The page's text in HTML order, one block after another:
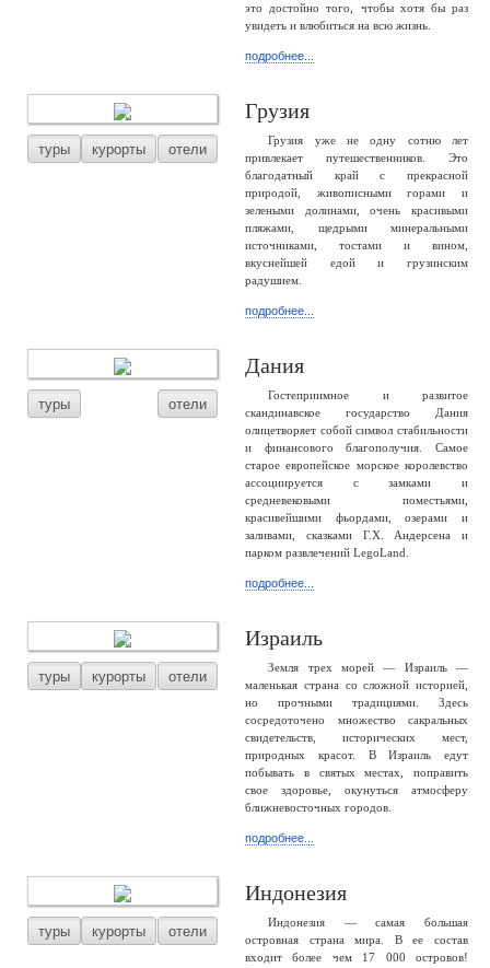
это достойно того, чтобы хотя бы раз
увидеть и влюбиться на всю жизнь.
подробнее...
туры курорты отели
Грузия
Грузия уже не одну сотню лет
привлекает путешественников. Это
благодатный край с прекрасной
природой, живописными горами и
зелеными долинами, очень красивыми
пляжами, щедрыми минеральными
источниками, тостами и вином,
вкуснейшей едой и грузинским
радушием.
подробнее...
туры отели
Дания
Гостеприимное и развитое
скандинавское государство Дания
олицетворяет собой символ стабильности
и финансового благополучия. Самое
старое европейское морское королевство
ассоциируется с замками и
средневековыми поместьями,
красивейшими фьордами, озерами и
заливами, сказками Г.Х. Андерсена и
парком развлечений LegoLand.
подробнее...
туры курорты отели
Израиль
Земля трех морей — Израиль —
маленькая страна со сложной историей,
но прочными традициями. Здесь
сосредоточено множество сакральных
свидетельств, исторических мест,
природных красот. В Израиль едут
побывать в святых местах, поправить
свое здоровье, окунуться атмосферу
ближневосточных городов.
подробнее...
туры курорты отели
Индонезия
Индонезия — самая большая
островная страна мира. В ее состав
входит более чем 17 000 островов!